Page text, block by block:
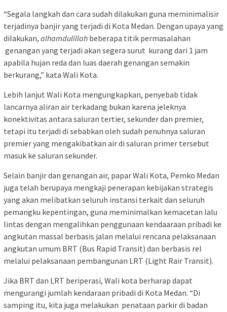
“Segala langkah dan cara sudah dilakukan guna meminimalisir
terjadinya banjir yang terjadi di Kota Medan. Dengan upaya yang
dilakukan, alhamdulillah beberapa titik permasalahan
genangan yang terjadi akan segera surut kurang dari 1 jam
apabila hujan reda dan luas daerah genangan semakin
berkurang,” kata Wali Kota.
Lebih lanjut Wali Kota mengungkapkan, penyebab tidak
lancarnya aliran air terkadang bukan karena jeleknya
konektivitas antara saluran tertier, sekunder dan premier,
tetapi itu terjadi di sebabkan oleh sudah penuhnya saluran
premier yang mengakibatkan air di saluran primer tersebut
masuk ke saluran sekunder.
Selain banjir dan genangan air, papar Wali Kota, Pemko Medan
juga telah berupaya mengkaji penerapan kebijakan strategis
yang akan melibatkan seluruh instansi terkait dan seluruh
pemangku kepentingan, guna meminimalkan kemacetan lalu
lintas dengan mengalihkan penggunaan kendaaraan pribadi ke
angkutan massal berbasis jalan melalui rencana pelaksanaan
angkutan umum BRT (Bus Rapid Transit) dan berbasis rel
melalui pelaksanaan pembangunan LRT (Light Rair Transit).
Jika BRT dan LRT beriperasi, Wali kota berharap dapat
mengurangi jumlah kendaraan pribadi di Kota Medan. “Di
samping itu, kita juga melakukan penataan parkir di badan